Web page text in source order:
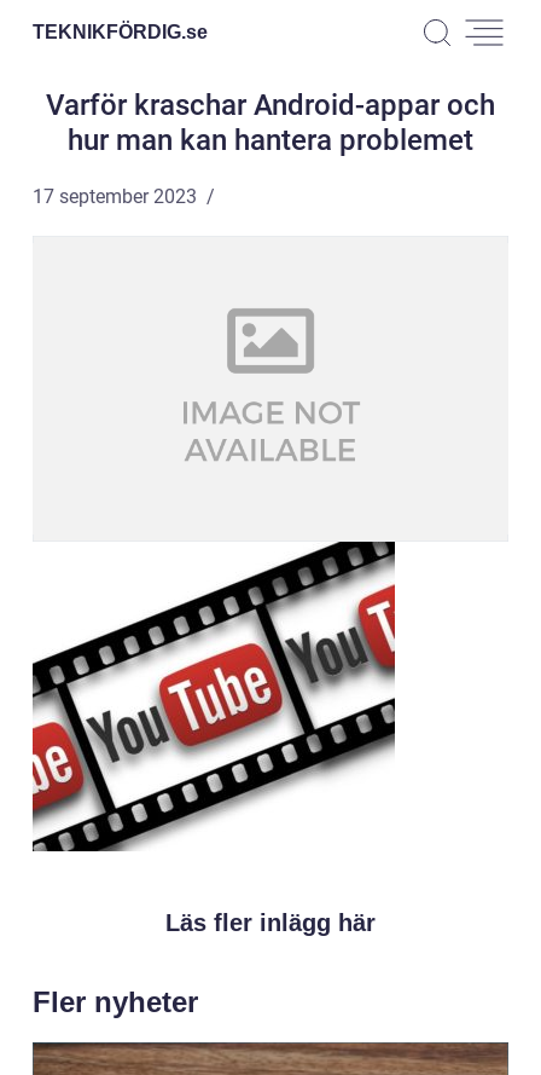
TEKNIKFÖRDIG.se
Varför kraschar Android-appar och
hur man kan hantera problemet
17 september 2023
Läs fler inlägg här
Fler nyheter